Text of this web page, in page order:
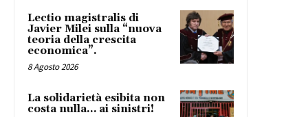
Lectio magistralis di
Javier Milei sulla “nuova
teoria della crescita
economica”.
8 Agosto 2026
La solidarietà esibita non
costa nulla… ai sinistri!